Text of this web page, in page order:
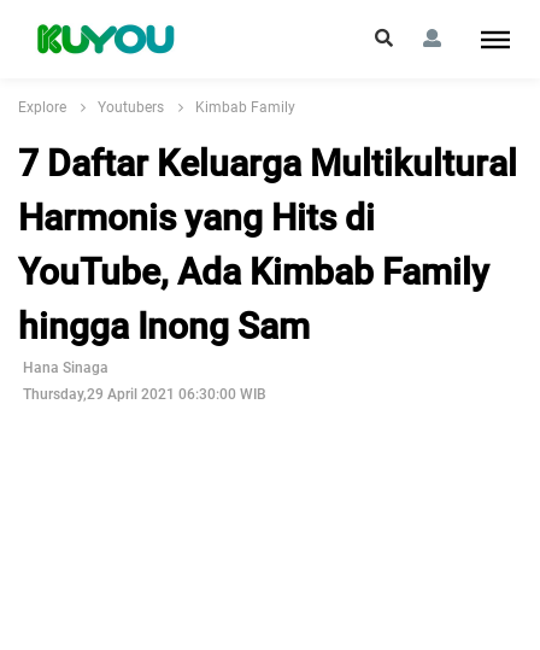
Explore Youtubers Kimbab Family
7 Daftar Keluarga Multikultural
Harmonis yang Hits di
YouTube, Ada Kimbab Family
hingga Inong Sam
Hana Sinaga
Thursday,29 April 2021 06:30:00 WIB